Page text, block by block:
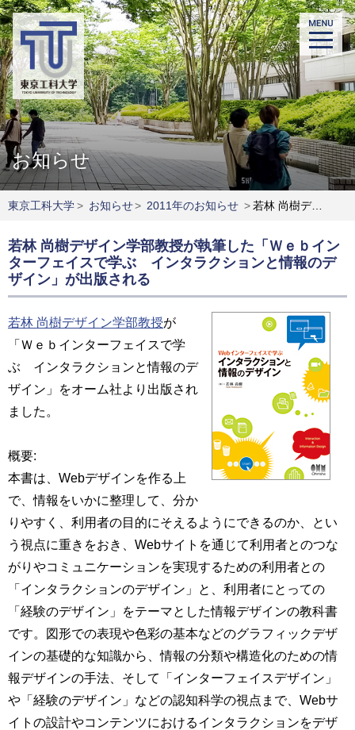
お知らせ
東京工科大学> お知らせ> 2011年のお知らせ >若林 尚樹デザイン学部教授が執筆した「Ｗｅｂインターフェイスで学ぶ インタラクションと情報のデザイン」が出版される
若林 尚樹デザイン学部教授が執筆した「Ｗｅｂイン
ターフェイスで学ぶ インタラクションと情報のデ
ザイン」が出版される
若林 尚樹デザイン学部教授が
「Ｗｅｂインターフェイスで学
ぶ インタラクションと情報のデ
ザイン」をオーム社より出版され
ました。
概要:
本書は、Webデザインを作る上
で、情報をいかに整理して、分か
りやすく、利用者の目的にそえるようにできるのか、とい
う視点に重きをおき、Webサイトを通じて利用者とのつな
がりやコミュニケーションを実現するための利用者との
「インタラクションのデザイン」と、利用者にとっての
「経験のデザイン」をテーマとした情報デザインの教科書
です。図形での表現や色彩の基本などのグラフィックデザ
インの基礎的な知識から、情報の分類や構造化のための情
報デザインの手法、そして「インターフェイスデザイン」
や「経験のデザイン」などの認知科学の視点まで、Webサ
イトの設計やコンテンツにおけるインタラクションをデザ